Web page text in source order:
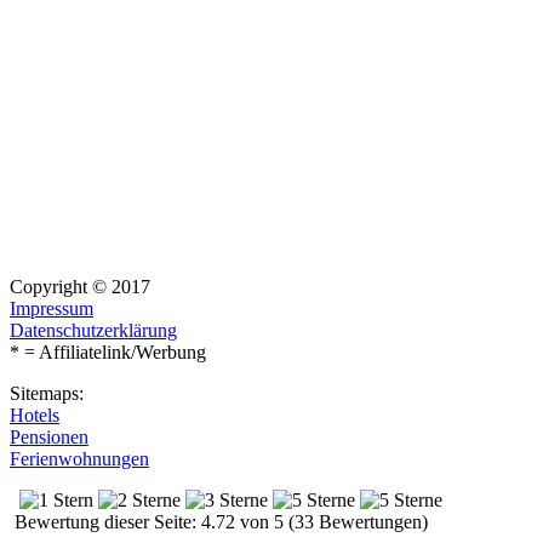
Copyright © 2017
Impressum
Datenschutzerklärung
* = Affiliatelink/Werbung
Sitemaps:
Hotels
Pensionen
Ferienwohnungen
Bewertung dieser Seite: 4.72 von 5 (33 Bewertungen)